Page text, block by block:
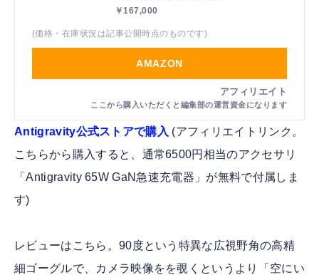
￥167,000
(価格・在庫状況は記事公開時点のものです)
AMAZON
Antigravity公式ストアで購入 (アフィリエイトリンク。
こちらから購入すると、通常6500円相当のアクセサリ
「Antigravity 65W GaN急速充電器」が無料で付属しま
す)
レビューはこちら。90度という特異な広視野角の高精
細ゴーグルで、カメラ映像をを覗くというより「空にい